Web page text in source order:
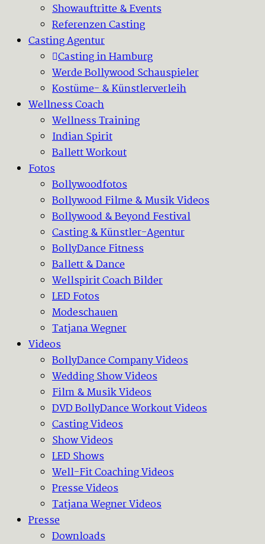
Showauftritte & Events
Referenzen Casting
Casting Agentur
Casting in Hamburg
Werde Bollywood Schauspieler
Kostüme- & Künstlerverleih
Wellness Coach
Wellness Training
Indian Spirit
Ballett Workout
Fotos
Bollywoodfotos
Bollywood Filme & Musik Videos
Bollywood & Beyond Festival
Casting & Künstler-Agentur
BollyDance Fitness
Ballett & Dance
Wellspirit Coach Bilder
LED Fotos
Modeschauen
Tatjana Wegner
Videos
BollyDance Company Videos
Wedding Show Videos
Film & Musik Videos
DVD BollyDance Workout Videos
Casting Videos
Show Videos
LED Shows
Well-Fit Coaching Videos
Presse Videos
Tatjana Wegner Videos
Presse
Downloads